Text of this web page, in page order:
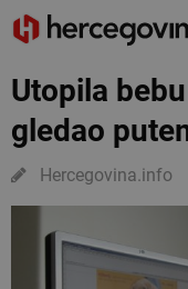
Utopila
gledao
Hercegovina.info